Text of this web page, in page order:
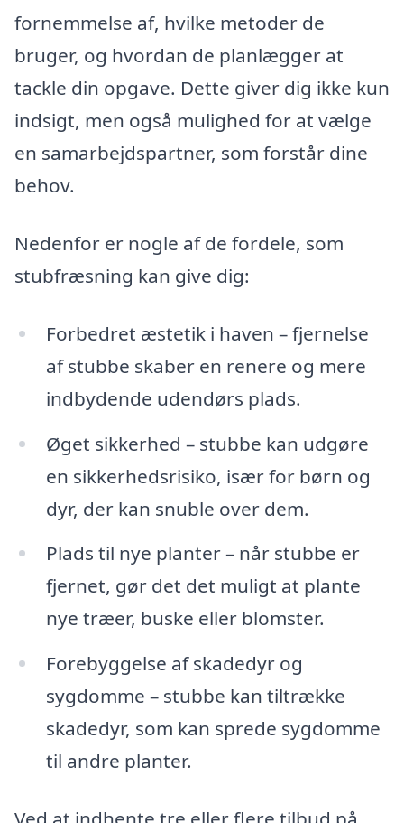
fornemmelse af, hvilke metoder de
bruger, og hvordan de planlægger at
tackle din opgave. Dette giver dig ikke kun
indsigt, men også mulighed for at vælge
en samarbejdspartner, som forstår dine
behov.
Nedenfor er nogle af de fordele, som
stubfræsning kan give dig:
Forbedret æstetik i haven – fjernelse
af stubbe skaber en renere og mere
indbydende udendørs plads.
Øget sikkerhed – stubbe kan udgøre
en sikkerhedsrisiko, især for børn og
dyr, der kan snuble over dem.
Plads til nye planter – når stubbe er
fjernet, gør det det muligt at plante
nye træer, buske eller blomster.
Forebyggelse af skadedyr og
sygdomme – stubbe kan tiltrække
skadedyr, som kan sprede sygdomme
til andre planter.